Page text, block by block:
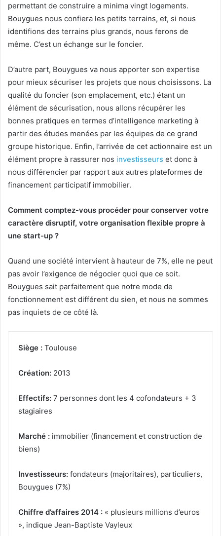
permettant de construire a minima vingt logements.
Bouygues nous confiera les petits terrains, et, si nous
identifions des terrains plus grands, nous ferons de
même. C’est un échange sur le foncier.
D’autre part, Bouygues va nous apporter son expertise
pour mieux sécuriser les projets que nous choisissons. La
qualité du foncier (son emplacement, etc.) étant un
élément de sécurisation, nous allons récupérer les
bonnes pratiques en termes d’intelligence marketing à
partir des études menées par les équipes de ce grand
groupe historique. Enfin, l’arrivée de cet actionnaire est un
élément propre à rassurer nos investisseurs et donc à
nous différencier par rapport aux autres plateformes de
financement participatif immobilier.
Comment comptez-vous procéder pour conserver votre
caractère disruptif, votre organisation flexible propre à
une start-up ?
Quand une société intervient à hauteur de 7%, elle ne peut
pas avoir l’exigence de négocier quoi que ce soit.
Bouygues sait parfaitement que notre mode de
fonctionnement est différent du sien, et nous ne sommes
pas inquiets de ce côté là.
Siège : Toulouse
Création: 2013
Effectifs: 7 personnes dont les 4 cofondateurs + 3
stagiaires
Marché : immobilier (financement et construction de
biens)
Investisseurs: fondateurs (majoritaires), particuliers,
Bouygues (7%)
Chiffre d’affaires 2014 : « plusieurs millions d’euros
», indique Jean-Baptiste Vayleux